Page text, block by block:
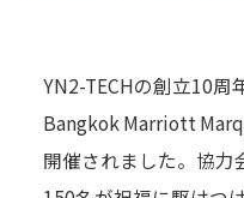
YN2-TECHの創立10周
Bangkok Marriott
開催されました。協力